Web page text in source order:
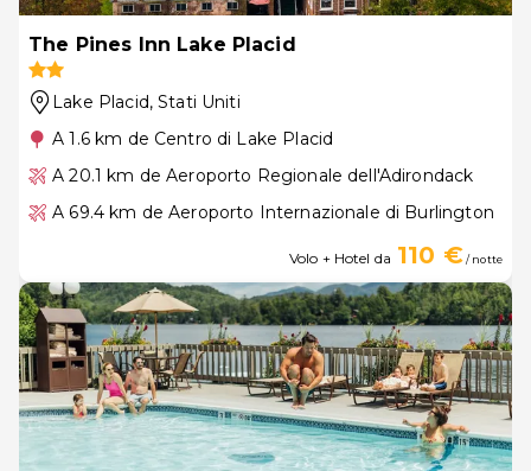
The Pines Inn Lake Placid
Lake Placid, Stati Uniti
A 1.6 km de Centro di Lake Placid
A 20.1 km de Aeroporto Regionale dell'Adirondack
A 69.4 km de Aeroporto Internazionale di Burlington
Volo + Hotel da 110 €/ notte